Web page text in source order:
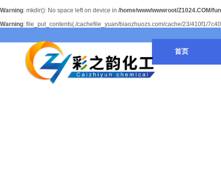
Warning: mkdir(): No space left on device in /home/www/wwwroot/Z1024.COM/
Warning: file_put_contents(./cachefile_yuan/biaozhuozs.com/cache/23/410f1/
首页